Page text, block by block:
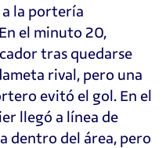
a la portería
el minuto 20,
tras quedarse
rival, pero una
evitó el gol. En el
llegó a línea de
dentro del área, pero